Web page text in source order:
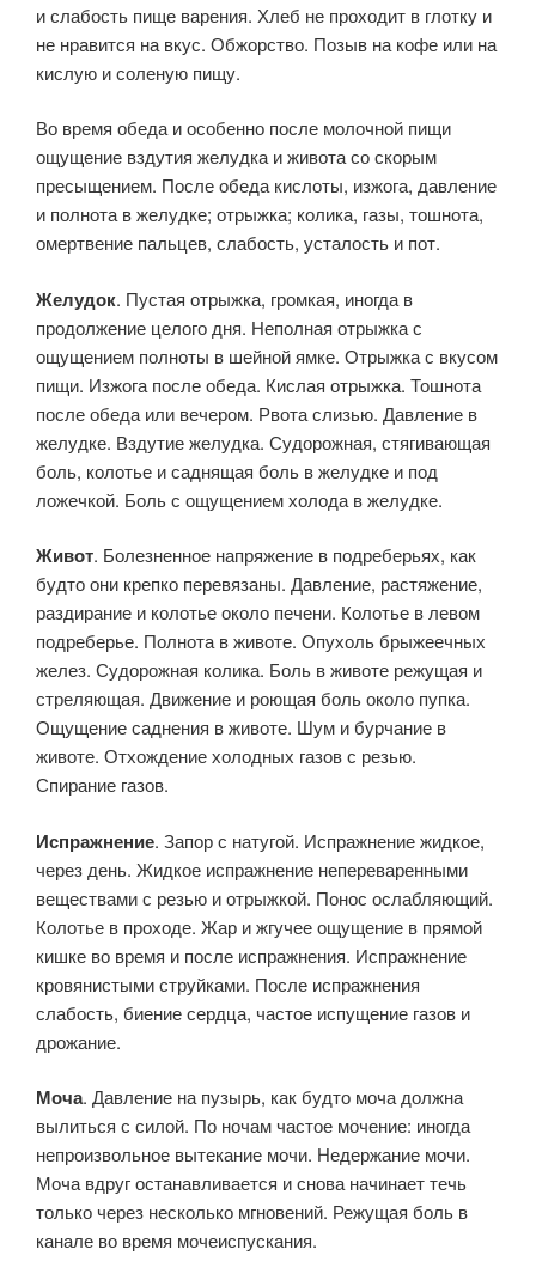
и слабость пище варения. Хлеб не проходит в глотку и
не нравится на вкус. Обжорст­во. Позыв на кофе или на
кислую и соленую пищу.
Во время обеда и особенно после молочной пищи
ощущение вздутия желудка и живо­та со скорым
пресыщением. После обеда кислоты, изжога, давление
и полнота в желудке; отрыжка; колика, газы, тошнота,
омертвение пальцев, слабость, усталость и пот.
Желудок. Пустая отрыжка, громкая, иногда в
продолжение це­лого дня. Неполная отрыжка с
ощущением полноты в шейной ямке. Отрыжка с вкусом
пищи. Изжога после обеда. Кислая отрыжка. Тошнота
после обеда или вечером. Рвота слизью. Давление в
желуд­ке. Вздутие желудка. Судорожная, стягивающая
боль, колотье и саднящая боль в желудке и под
ложечкой. Боль с ощущением холода в желудке.
Живот. Болезненное напряжение в подреберьях, как
будто они крепко перевязаны. Давление, растяжение,
раздирание и колотье около печени. Колотье в левом
подреберье. Полнота в животе. Опухоль брыжеечных
желез. Судорожная колика. Боль в животе режу­щая и
стреляющая. Движение и роющая боль около пупка.
Ощуще­ние саднения в животе. Шум и бурчание в
животе. Отхождение хо­лодных газов с резью.
Спирание газов.
Испражнение. Запор с натугой. Испражнение жидкое,
через день. Жидкое испражнение непереваренными
веществами с резью и отрыжкой. Понос ослабляющий.
Колотье в проходе. Жар и жгучее ощущение в прямой
кишке во время и после испражнения. Испражнение
кровянистыми струйками. После испражнения
слабость, бие­ние сердца, частое испущение газов и
дрожание.
Моча. Давление на пузырь, как будто моча должна
вылиться с силой. По ночам частое мочение: иногда
непроизвольное вытекание мочи. Недержание мочи.
Моча вдруг останавливается и снова начинает течь
только через несколько мгновений. Режущая боль в
канале во время мочеиспускания.